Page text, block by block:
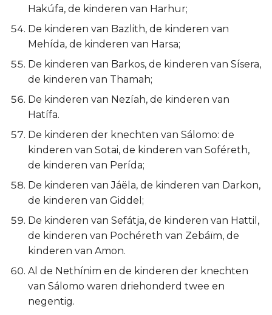
Hakúfa, de kinderen van Harhur;
De kinderen van Bazlith, de kinderen van
Mehída, de kinderen van Harsa;
De kinderen van Barkos, de kinderen van Sísera,
de kinderen van Thamah;
De kinderen van Nezíah, de kinderen van
Hatífa.
De kinderen der knechten van Sálomo: de
kinderen van Sotai, de kinderen van Soféreth,
de kinderen van Perída;
De kinderen van Jáëla, de kinderen van Darkon,
de kinderen van Giddel;
De kinderen van Sefátja, de kinderen van Hattil,
de kinderen van Pochéreth van Zebáïm, de
kinderen van Amon.
Al de Nethínim en de kinderen der knechten
van Sálomo waren driehonderd twee en
negentig.